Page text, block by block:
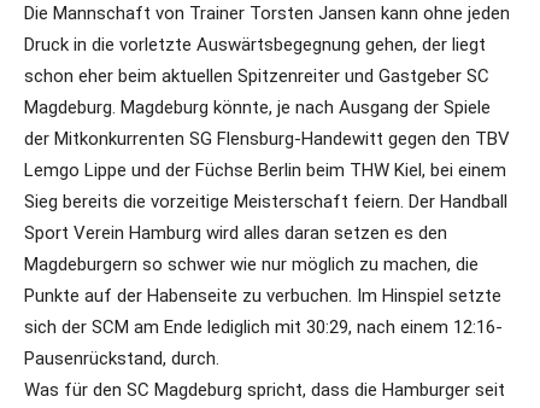
Die Mannschaft von Trainer Torsten Jansen kann ohne jeden
Druck in die vorletzte Auswärtsbegegnung gehen, der liegt
schon eher beim aktuellen Spitzenreiter und Gastgeber SC
Magdeburg. Magdeburg könnte, je nach Ausgang der Spiele
der Mitkonkurrenten SG Flensburg-Handewitt gegen den TBV
Lemgo Lippe und der Füchse Berlin beim THW Kiel, bei einem
Sieg bereits die vorzeitige Meisterschaft feiern. Der Handball
Sport Verein Hamburg wird alles daran setzen es den
Magdeburgern so schwer wie nur möglich zu machen, die
Punkte auf der Habenseite zu verbuchen. Im Hinspiel setzte
sich der SCM am Ende lediglich mit 30:29, nach einem 12:16-
Pausenrückstand, durch.
Was für den SC Magdeburg spricht, dass die Hamburger seit